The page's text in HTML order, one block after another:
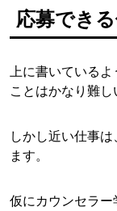
応募でき
上に書いているよ
ことはかなり難し
しかし近い仕事
ます。
仮にカウンセラ